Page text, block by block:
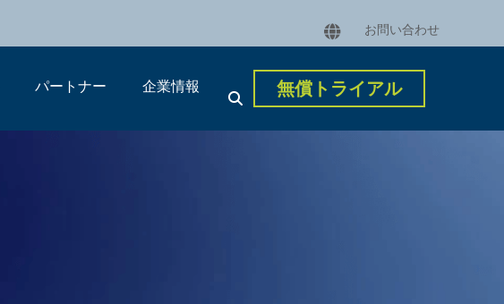
お問い合わせ
パートナー 企業情報 無償トライアル